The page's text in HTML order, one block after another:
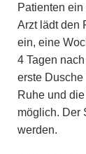
Patienten
Arzt lädt den
ein, eine
4 Tagen
erste
Ruhe und
möglich. Der
werden.